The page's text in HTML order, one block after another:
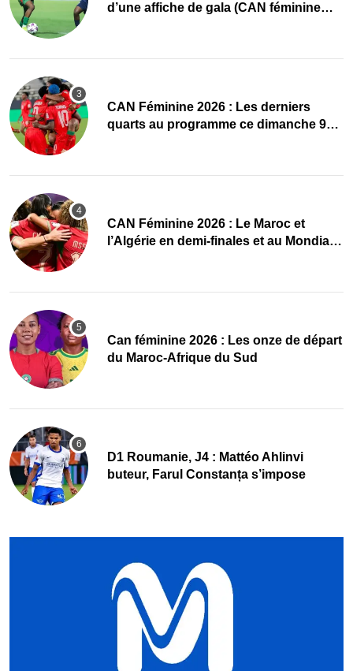
d’une affiche de gala (CAN féminine
CAN Féminine 2026 : Les derniers
quarts au programme ce dimanche 9
CAN Féminine 2026 : Le Maroc et
l’Algérie en demi-finales et au Mondial
‎Can féminine 2026 : Les onze de départ
du Maroc-Afrique du Sud
D1 Roumanie, J4 : Mattéo Ahlinvi
buteur, Farul Constanța s’impose